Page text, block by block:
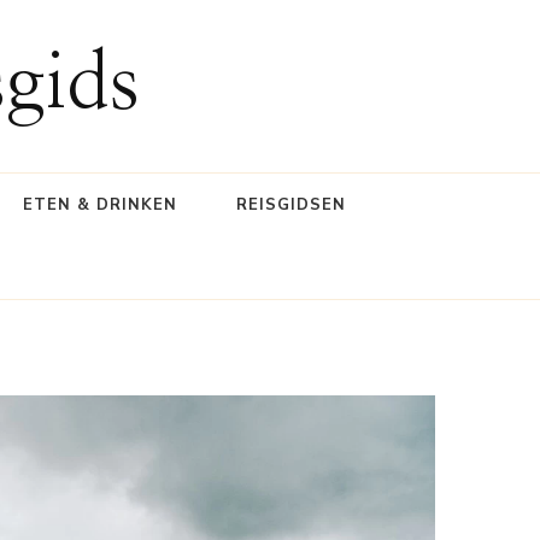
ETEN & DRINKEN REISGIDSEN